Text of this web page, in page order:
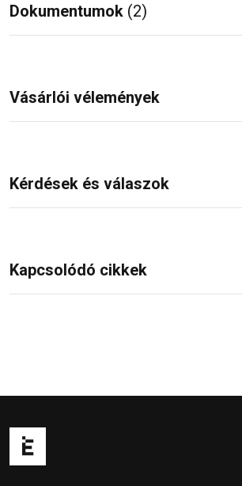
Dokumentumok (2)
Vásárlói vélemények
Kérdések és válaszok
Kapcsolódó cikkek